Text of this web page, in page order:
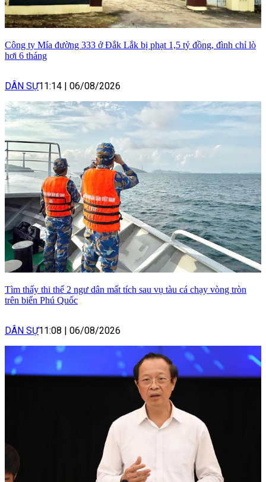
Công ty Mía đường 333 ở Đắk Lắk bị phạt 1,5 tỷ đồng, đình chỉ lò
hơi 6 tháng
DÂN SỰ11:14 06/08/2026
Tìm thấy thi thể 2 ngư dân mất tích sau vụ tàu cá chạy vòng tròn
trên biển Phú Quốc
DÂN SỰ11:08 06/08/2026